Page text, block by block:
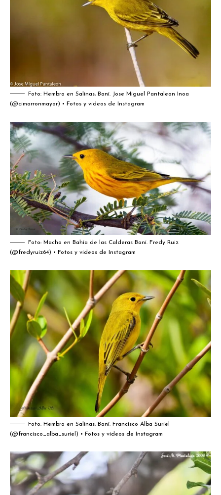
Foto: Hembra en Salinas, Baní. Jose Miguel Pantaleon Inoa
(@cimarronmayor) • Fotos y videos de Instagram
Foto: Macho en Bahía de las Calderas Baní. Fredy Ruiz
(@fredyruiz64) • Fotos y videos de Instagram
Foto: Hembra en Salinas, Baní. Francisco Alba Suriel
(@francisco_alba_suriel) • Fotos y videos de Instagram